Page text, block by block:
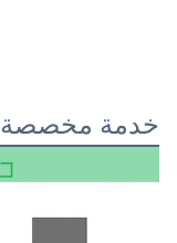
خدمة مخصصة